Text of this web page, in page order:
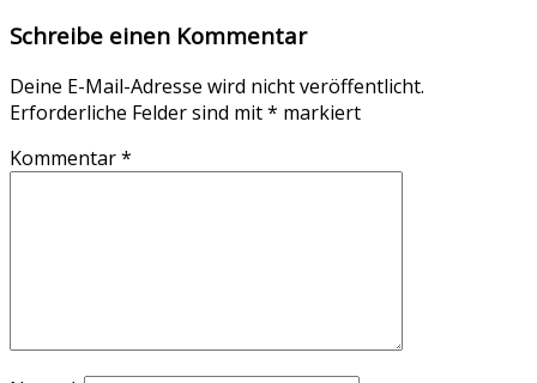
Schreibe einen Kommentar
Deine E-Mail-Adresse wird nicht veröffentlicht.
Erforderliche Felder sind mit* markiert
Kommentar*